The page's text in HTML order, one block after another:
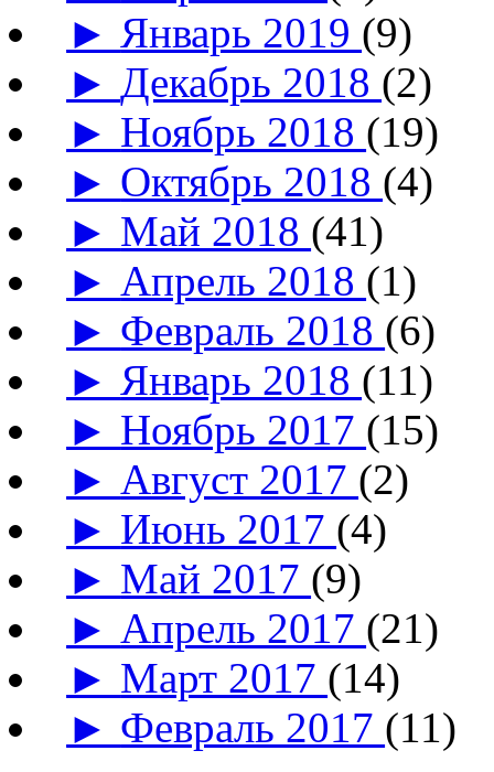
► Январь 2019 (9)
►Декабрь 2018 (2)
► Ноябрь 2018 (19)
► Октябрь 2018 (4)
► Май 2018 (41)
► Апрель 2018 (1)
► Февраль 2018 (6)
► Январь 2018 (11)
► Ноябрь 2017 (15)
► Август 2017 (2)
► Июнь 2017 (4)
► Май 2017 (9)
► Апрель 2017 (21)
► Март 2017 (14)
► Февраль 2017 (11)